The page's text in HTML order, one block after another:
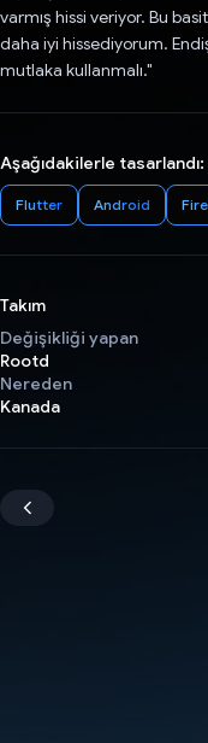
varmış hissi veriyor. Bu
daha iyi hissediyorum.
mutlaka kullanmalı."
Aşağıdakilerle tasarlandı:
Flutter Android
Takım
Değişikliği yapan
Rootd
Nereden
Kanada